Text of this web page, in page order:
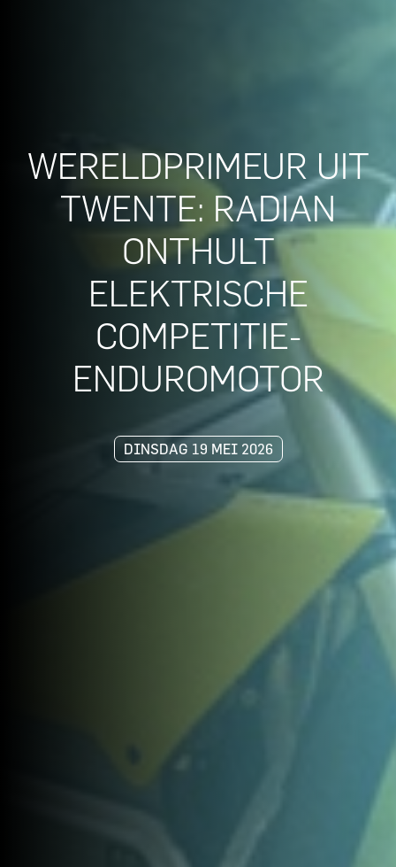
WERELDPRIMEUR UIT
TWENTE: RADIAN
ONTHULT
ELEKTRISCHE
COMPETITIE-
ENDUROMOTOR
DINSDAG 19 MEI 2026